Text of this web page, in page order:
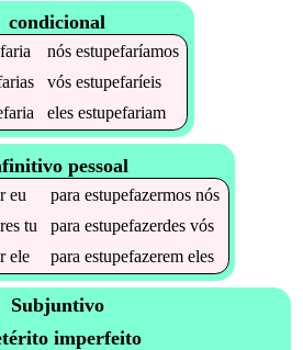
condicional
nós estupefaríamos
vós estupefaríeis
eles estupefariam
pessoal
eu paraestupefazermos nós
tu paraestupefazerdes vós
ele paraestupefazerem eles
Subjuntivo
imperfeito